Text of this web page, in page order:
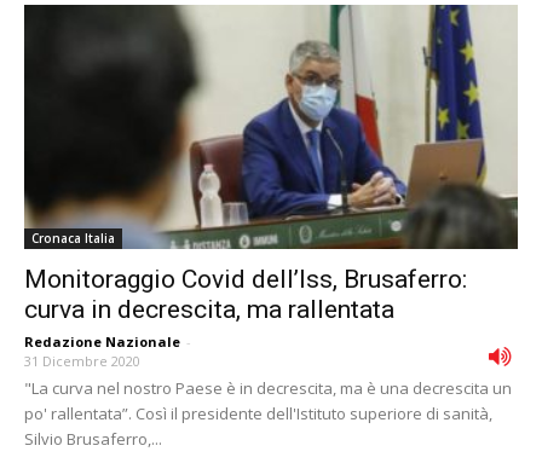
Cronaca Italia
Monitoraggio Covid dell’Iss, Brusaferro:
curva in decrescita, ma rallentata
Redazione Nazionale -
31 Dicembre 2020
"La curva nel nostro Paese è in decrescita, ma è una decrescita un
po' rallentata”. Così il presidente dell'Istituto superiore di sanità,
Silvio Brusaferro,...